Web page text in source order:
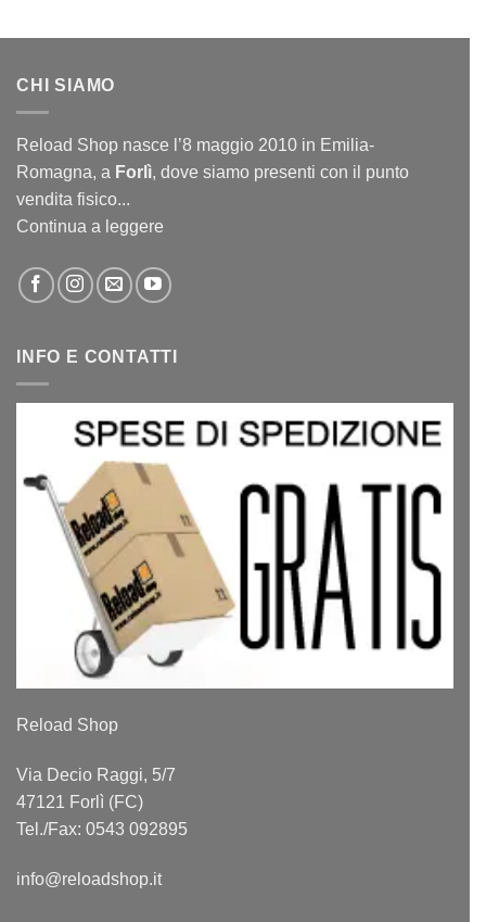
CHI SIAMO
Reload Shop nasce l’8 maggio 2010 in Emilia-
Romagna, a Forlì, dove siamo presenti con il punto
vendita fisico...
Continua a leggere
INFO E CONTATTI
Reload Shop
Via Decio Raggi, 5/7
47121 Forlì (FC)
Tel./Fax: 0543 092895
info@reloadshop.it